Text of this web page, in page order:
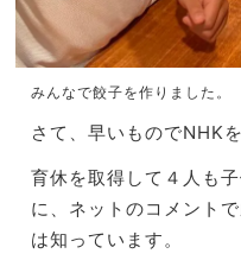
みんなで餃子を作りました。
さて、早いものでNHK
育休を取得して４人も
に、 ネットのコメント
は知っています。